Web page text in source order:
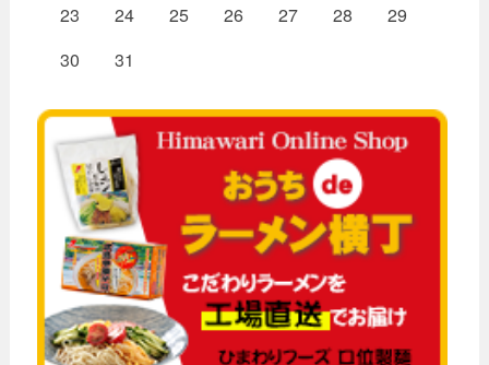
23
24 25 26 27 28
29
30
31